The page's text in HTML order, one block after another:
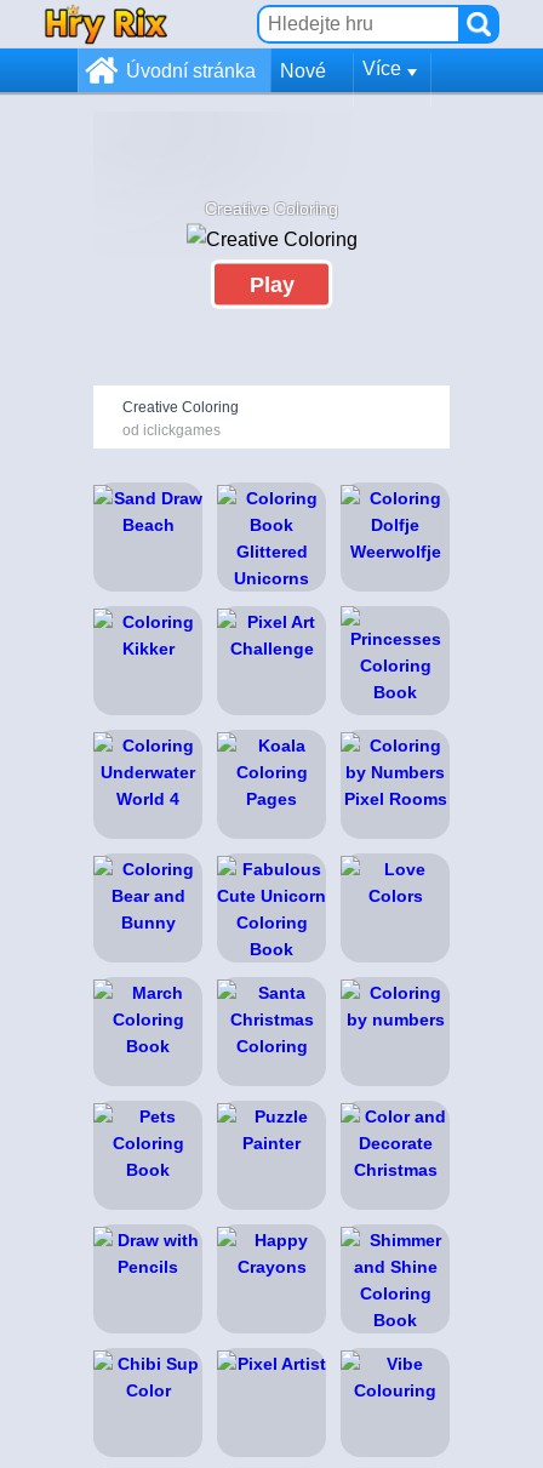
Úvodní stránka Nové Více
Creative Coloring
Play
Creative Coloring
od iclickgames